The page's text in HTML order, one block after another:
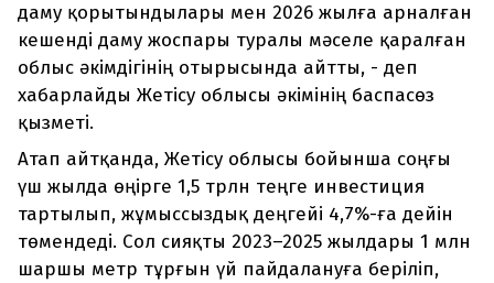
даму қорытындылары мен 2026 жылға арналған
кешенді даму жоспары туралы мәселе қаралған
облыс әкімдігінің отырысында айтты, - деп
хабарлайды Жетісу облысы әкімінің баспасөз
қызметі.
Атап айтқанда, Жетісу облысы бойынша соңғы
үш жылда өңірге 1,5 трлн теңге инвестиция
тартылып, жұмыссыздық деңгейі 4,7%-ға дейін
төмендеді. Сол сияқты 2023–2025 жылдары 1 млн
шаршы метр тұрғын үй пайдалануға беріліп,